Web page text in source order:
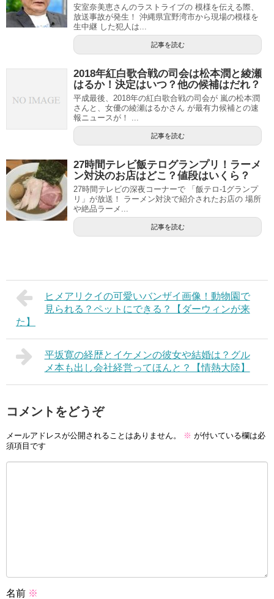
安室奈美恵さんのラストライブの 模様を伝える際、
放送事故が発生！ 沖縄県宜野湾市から現場の模様を
生中継 した犯人は...
記事を読む
2018年紅白歌合戦の司会は松本潤と綾瀬
はるか！決定はいつ？他の候補はだれ？
平成最後、2018年の紅白歌合戦の司会が 嵐の松本潤
さんと、女優の綾瀬はるかさん が最有力候補との速
報ニュースが！ ...
記事を読む
27時間テレビ飯テログランプリ！ラーメ
ン対決のお店はどこ？値段はいくら？
27時間テレビの深夜コーナーで 「飯テロ-1グランプ
リ」が放送！ ラーメン対決で紹介されたお店の 場所
や絶品ラーメ...
記事を読む
ヒメアリクイの可愛いバンザイ画像！動物園で
見られる？ペットにできる？【ダーウィンが来
た】
平坂寛の経歴とイケメンの彼女や結婚は？グル
メ本も出し会社経営ってほんと？【情熱大陸】
コメントをどうぞ
メールアドレスが公開されることはありません。 ※ が付いている欄は必
須項目です
名前 ※